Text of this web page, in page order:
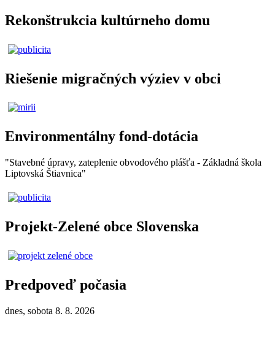
Rekonštrukcia kultúrneho domu
Riešenie migračných výziev v obci
Environmentálny fond-dotácia
"Stavebné úpravy, zateplenie obvodového plášťa - Základná škola
Liptovská Štiavnica"
Projekt-Zelené obce Slovenska
Predpoveď počasia
dnes, sobota 8. 8. 2026